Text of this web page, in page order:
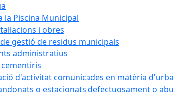
la Piscina Municipal
i obres
gestió de residus municipals
administratius
cementiris
d'activitat comunicades en matèria
o estacionats defectuosament o